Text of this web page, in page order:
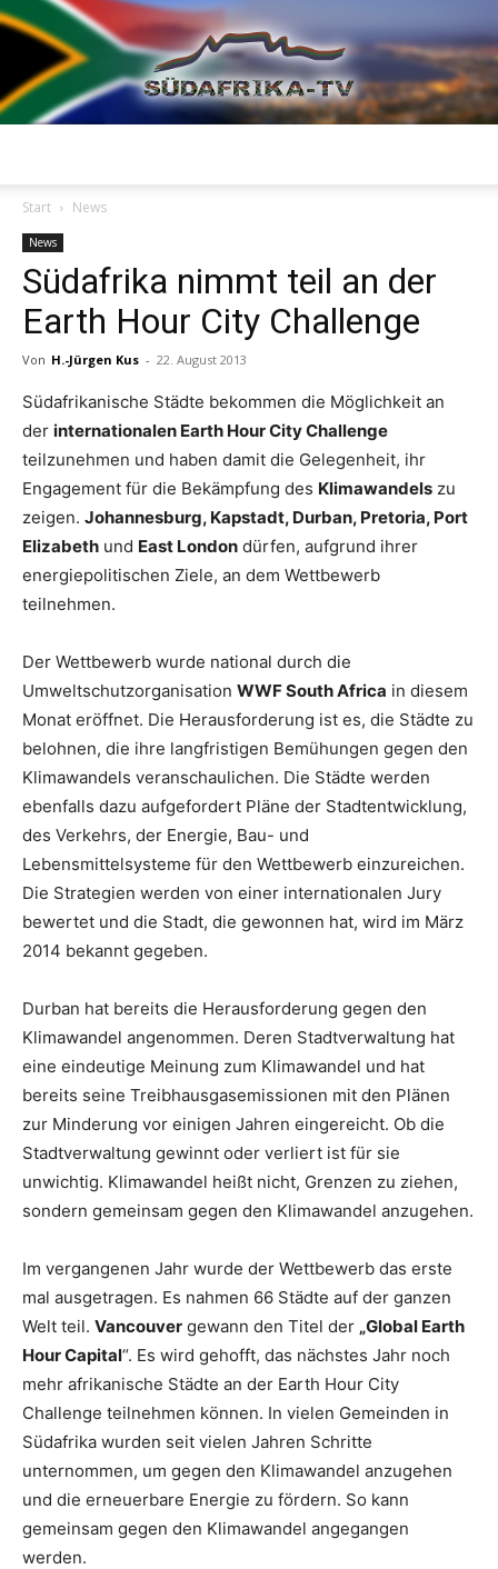
TV
Start News
News
Südafrika nimmt teil an der
Earth Hour City Challenge
Von H.-Jürgen Kus - 22. August 2013
Südafrikanische Städte bekommen die Möglichkeit an
der internationalen Earth Hour City Challenge
teilzunehmen und haben damit die Gelegenheit, ihr
Engagement für die Bekämpfung des Klimawandels zu
zeigen. Johannesburg, Kapstadt, Durban, Pretoria, Port
Elizabeth und East London dürfen, aufgrund ihrer
energiepolitischen Ziele, an dem Wettbewerb
teilnehmen.
Der Wettbewerb wurde national durch die
Umweltschutzorganisation WWF South Africa in diesem
Monat eröffnet. Die Herausforderung ist es, die Städte zu
belohnen, die ihre langfristigen Bemühungen gegen den
Klimawandels veranschaulichen. Die Städte werden
ebenfalls dazu aufgefordert Pläne der Stadtentwicklung,
des Verkehrs, der Energie, Bau- und
Lebensmittelsysteme für den Wettbewerb einzureichen.
Die Strategien werden von einer internationalen Jury
bewertet und die Stadt, die gewonnen hat, wird im März
2014 bekannt gegeben.
Durban hat bereits die Herausforderung gegen den
Klimawandel angenommen. Deren Stadtverwaltung hat
eine eindeutige Meinung zum Klimawandel und hat
bereits seine Treibhausgasemissionen mit den Plänen
zur Minderung vor einigen Jahren eingereicht. Ob die
Stadtverwaltung gewinnt oder verliert ist für sie
unwichtig. Klimawandel heißt nicht, Grenzen zu ziehen,
sondern gemeinsam gegen den Klimawandel anzugehen.
Im vergangenen Jahr wurde der Wettbewerb das erste
mal ausgetragen. Es nahmen 66 Städte auf der ganzen
Welt teil. Vancouver gewann den Titel der „Global Earth
Hour Capital“. Es wird gehofft, das nächstes Jahr noch
mehr afrikanische Städte an der Earth Hour City
Challenge teilnehmen können. In vielen Gemeinden in
Südafrika wurden seit vielen Jahren Schritte
unternommen, um gegen den Klimawandel anzugehen
und die erneuerbare Energie zu fördern. So kann
gemeinsam gegen den Klimawandel angegangen
werden.